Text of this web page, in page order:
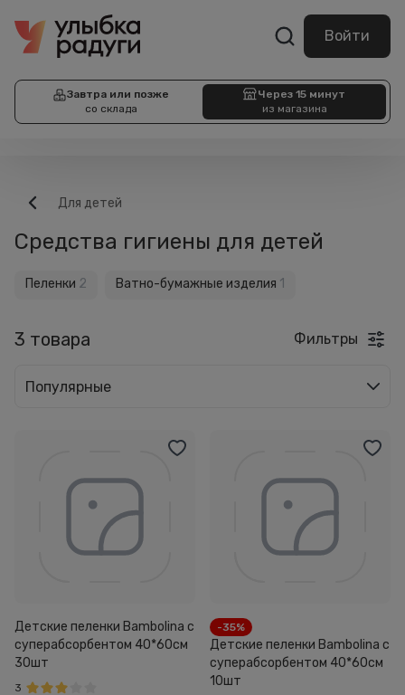
Войти
Завтра или позже
со склада
Через 15 минут
из магазина
Для детей
Средства гигиены для детей
Пеленки 2 Ватно-бумажные изделия 1
3 товара Фильтры
Популярные
Детские пеленки Bambolina с
суперабсорбентом 40*60см
30шт
3
-35%
Детские пеленки Bambolina с
суперабсорбентом 40*60см
10шт